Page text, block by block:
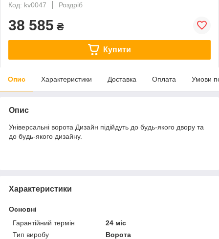
Код: kv0047
Роздріб
38 585 ₴
Купити
Опис Характеристики Доставка Оплата Умови
Опис
Універсальні ворота Дизайн підійдуть до будь-якого двору та
до будь-якого дизайну.
Характеристики
Основні
Гарантійний термін
24 міс
Тип виробу
Ворота